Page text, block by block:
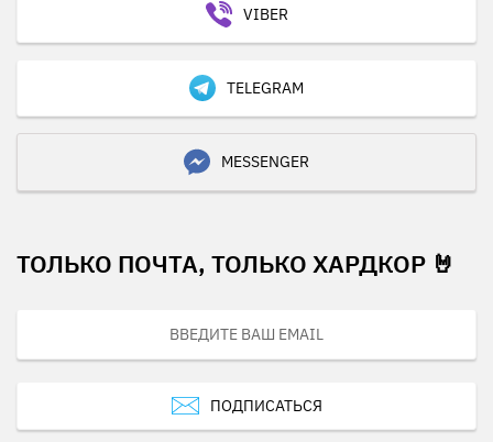
VIBER
TELEGRAM
MESSENGER
ТОЛЬКО ПОЧТА, ТОЛЬКО ХАРДКОР 🤘
ПОДПИСАТЬСЯ